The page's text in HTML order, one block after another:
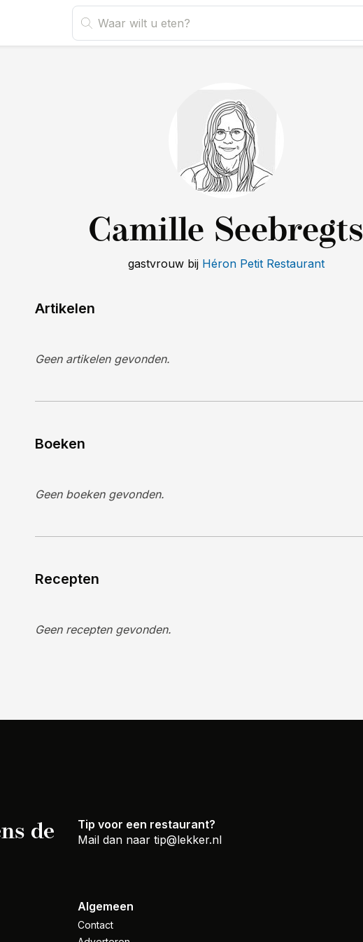
Camille Seebregts
gastvrouw bij Héron Petit Restaurant
Artikelen
Geen artikelen gevonden.
Boeken
Geen boeken gevonden.
Recepten
Geen recepten gevonden.
de
Tip voor een restaurant?
Mail dan naar tip@lekker.nl
Algemeen
Contact